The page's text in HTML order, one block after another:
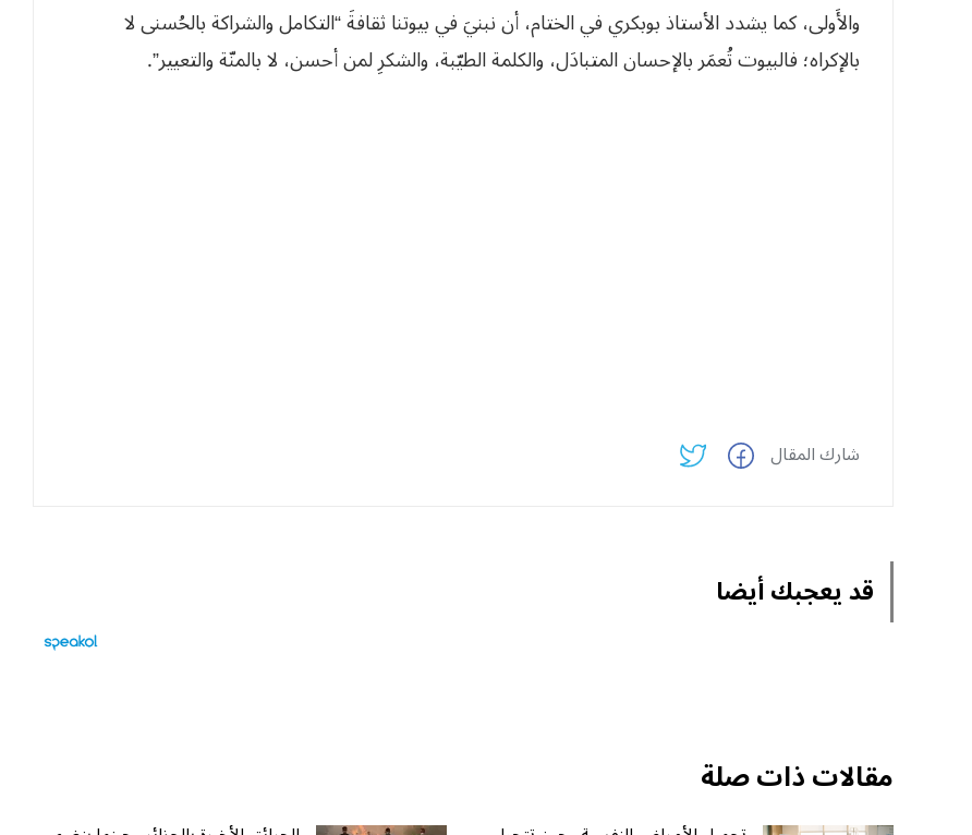
والأَولى، كما يشدد الأستاذ بوبكري في الختام، أن نبنيَ في بيوتنا ثقافةَ “التكامل والشراكة بالحُسنى لا
بالإكراه؛ فالبيوت تُعمَر بالإحسان المتبادَل، والكلمة الطيّبة، والشكرِ لمن أحسن، لا بالمنّة والتعيير”.
شارك المقال
قد يعجبك أيضا
مقالات ذات صلة